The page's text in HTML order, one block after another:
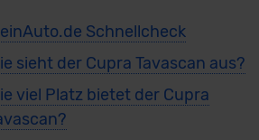
Schnellcheck
sieht der Cupra Tavascan aus?
viel Platz bietet der Cupra